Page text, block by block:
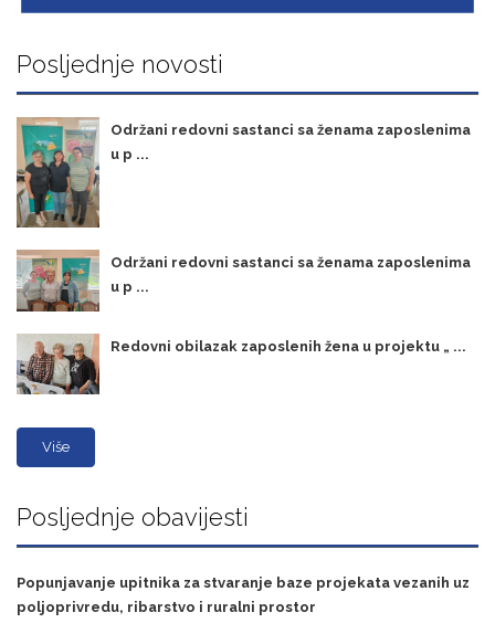
Posljednje novosti
Održani redovni sastanci sa ženama zaposlenima
u p ...
Održani redovni sastanci sa ženama zaposlenima
u p ...
Redovni obilazak zaposlenih žena u projektu „ ...
Više
Posljednje obavijesti
Popunjavanje upitnika za stvaranje baze projekata vezanih uz
poljoprivredu, ribarstvo i ruralni prostor